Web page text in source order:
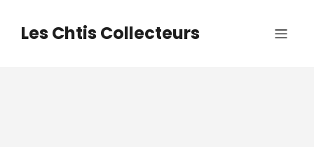
contenuLes Chtis Collecteurs